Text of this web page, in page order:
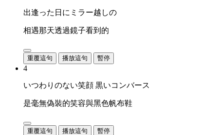
出逢った日にミラー越しの
相遇那天透過鏡子看到的
重覆這句 播放這句 暫停
4
いつわりのない笑顔 黒いコンバース
是毫無偽裝的笑容與黑色帆布鞋
重覆這句 播放這句 暫停